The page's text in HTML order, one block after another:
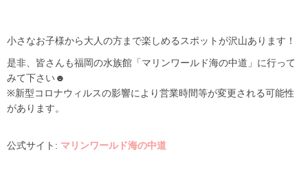
小さなお子様から大人の方まで楽しめるスポットが沢山あります！
是非、皆さんも福岡の水族館「マリンワールド海の中道」に行って
みて下さい☻
※新型コロナウィルスの影響により営業時間等が変更される可能性
があります。
公式サイト: マリンワールド海の中道